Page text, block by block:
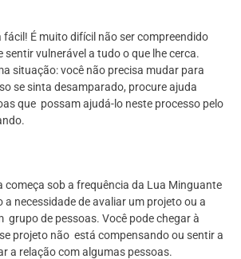
fácil! É muito difícil não ser compreendido
sentir vulnerável a tudo o que lhe cerca.
situação: você não precisa mudar para
se sinta desamparado, procure ajuda
que possam ajudá-lo neste processo pelo
começa sob a frequência da Lua Minguante
a necessidade de avaliar um projeto ou a
grupo de pessoas. Você pode chegar à
projeto não está compensando ou sentir a
a relação com algumas pessoas.